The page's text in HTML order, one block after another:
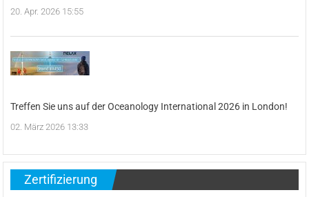
20. Apr. 2026 15:55
Treffen Sie uns auf der Oceanology International 2026 in London!
02. März 2026 13:33
Zertifizierung